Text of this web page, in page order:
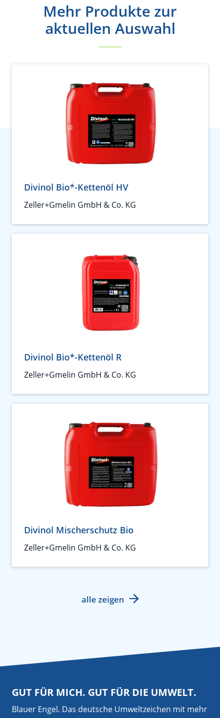
Mehr Produkte zur
aktuellen Auswahl
Divinol Bio*-Kettenöl HV
Zeller+Gmelin GmbH & Co. KG
Divinol Bio*-Kettenöl R
Zeller+Gmelin GmbH & Co. KG
Divinol Mischerschutz Bio
Zeller+Gmelin GmbH & Co. KG
alle zeigen
GUT FÜR MICH. GUT FÜR DIE UMWELT.
Blauer Engel. Das deutsche Umweltzeichen mit mehr